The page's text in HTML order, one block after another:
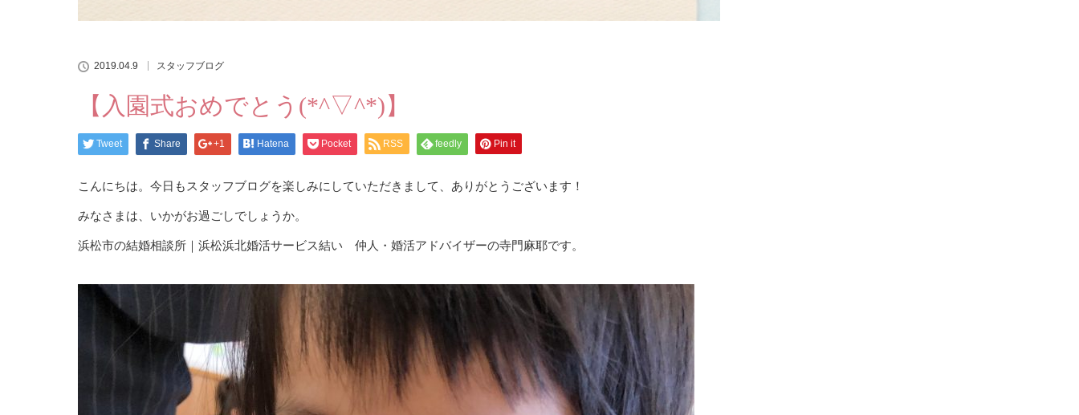
2019.04.9 スタッフブログ
【入園式おめでとう(*^▽^*)】
Tweet Share +1 Hatena Pocket RSS feedly Pin it
こんにちは。今日もスタッフブログを楽しみにしていただきまして、ありがとうございます！
みなさまは、いかがお過ごしでしょうか。
浜松市の結婚相談所｜浜松浜北婚活サービス結い 仲人・婚活アドバイザーの寺門麻耶です。